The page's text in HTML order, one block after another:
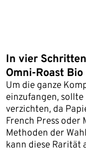
In vier
Omni-Roast Bio
Um die ganze
einzufangen,
verzichten, da
French Press oder
Methoden der
kann diese Rarität